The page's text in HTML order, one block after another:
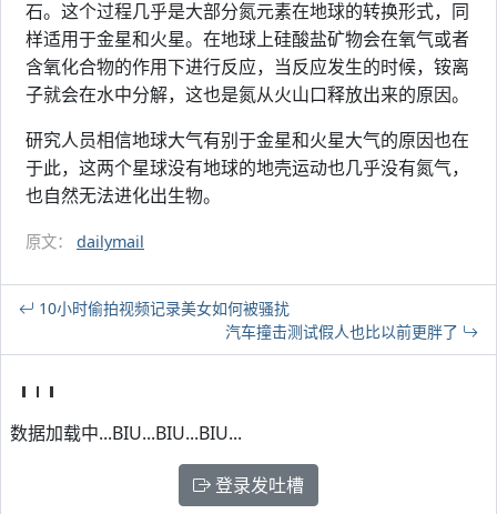
石。这个过程几乎是大部分氮元素在地球的转换形式，同
样适用于金星和火星。在地球上硅酸盐矿物会在氧气或者
含氧化合物的作用下进行反应，当反应发生的时候，铵离
子就会在水中分解，这也是氮从火山口释放出来的原因。
研究人员相信地球大气有别于金星和火星大气的原因也在
于此，这两个星球没有地球的地壳运动也几乎没有氮气，
也自然无法进化出生物。
原文： dailymail
10小时偷拍视频记录美女如何被骚扰
汽车撞击测试假人也比以前更胖了
数据加载中...BIU...BIU...BIU...
登录发吐槽